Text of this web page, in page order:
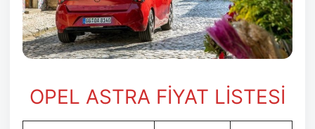
OPEL ASTRA FİYAT LİSTESİ